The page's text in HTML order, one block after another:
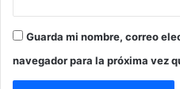
Guarda mi nombre, correo
navegador para la próxima vez